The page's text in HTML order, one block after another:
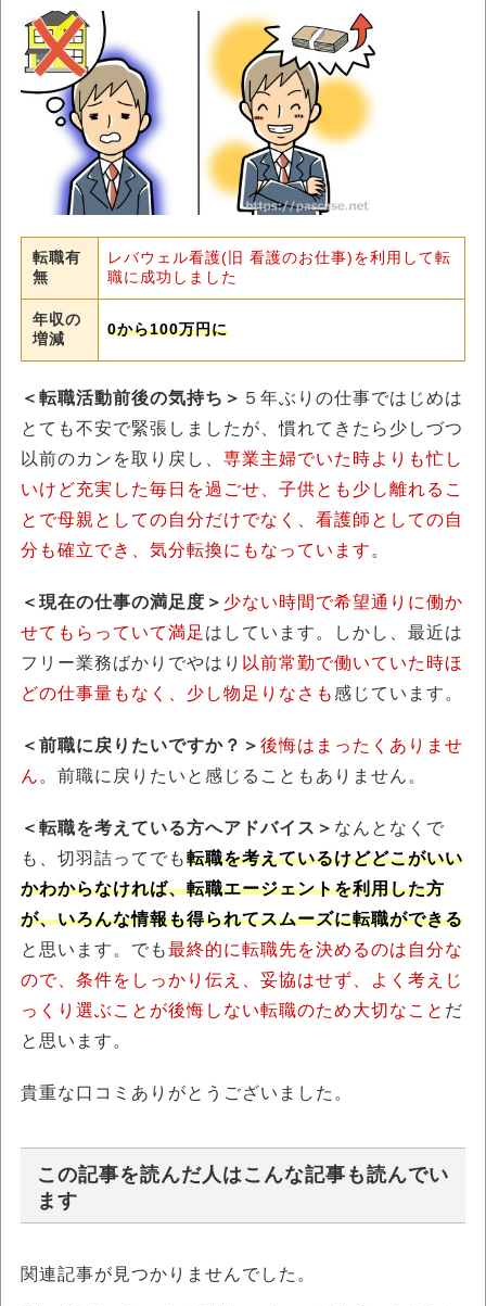
転職有
無
レバウェル看護(旧 看護のお仕事)を利用して転
職に成功しました
年収の
増減
0から100万円に
＜転職活動前後の気持ち＞ ５年ぶりの仕事ではじめは
とても不安で緊張しましたが、慣れてきたら少しづつ
以前のカンを取り戻し、 専業主婦でいた時よりも忙し
いけど充実した毎日を過ごせ、子供とも少し離れるこ
とで母親としての自分だけでなく、看護師としての自
分も確立でき、気分転換にもなっています 。
＜現在の仕事の満足度＞ 少ない時間で希望通りに働か
せてもらっていて満足 はしています。しかし、最近は
フリー業務ばかりでやはり 以前常勤で働いていた時ほ
どの仕事量もなく、少し物足りなさも感じています。
＜前職に戻りたいですか？＞ 後悔はまったくありませ
ん 。前職に戻りたいと感じることもありません。
＜転職を考えている方へアドバイス＞ なんとなくで
も、切羽詰ってでも転職を考えているけどどこがいい
かわからなければ、転職エージェントを利用した方
が、いろんな情報も得られてスムーズに転職ができる
と思います。でも最終的に転職先を決めるのは自分な
ので、条件をしっかり伝え、妥協はせず、よく考えじ
っくり選ぶことが後悔しない転職のため大切なこと だ
と思います。
貴重な口コミありがとうございました。
この記事を読んだ人はこんな記事も読んでい
ます
関連記事が見つかりませんでした。